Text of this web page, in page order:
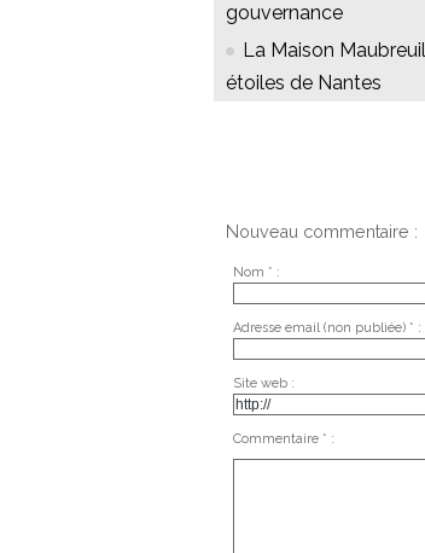
gouvernance
La Maison
étoiles de Nantes
Nouveau commentaire :
Nom * :
Adresse email (non publiée) * :
Site web :
Commentaire * :